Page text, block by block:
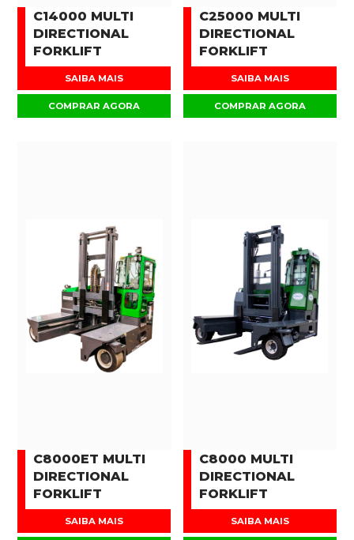
C14000 MULTI
DIRECTIONAL
FORKLIFT
SAIBA MAIS
COMPRAR AGORA
C25000 MULTI
DIRECTIONAL
FORKLIFT
SAIBA MAIS
COMPRAR AGORA
C8000ET MULTI
DIRECTIONAL
FORKLIFT
SAIBA MAIS
C8000 MULTI
DIRECTIONAL
FORKLIFT
SAIBA MAIS